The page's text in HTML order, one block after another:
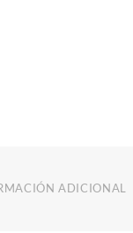
ADICIONAL